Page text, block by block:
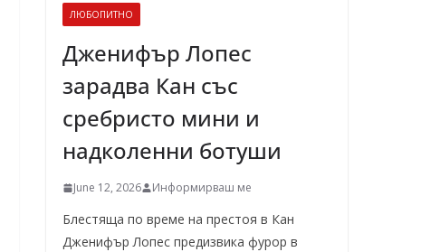
ЛЮБОПИТНО
Дженифър Лопес
зарадва Кан със
сребристо мини и
надколенни ботуши
June 12, 2026 Информирваш ме
Блестяща по време на престоя в Кан
Дженифър Лопес предизвика фурор в